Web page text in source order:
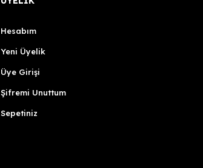
Hesabım
Yeni Üyelik
Üye Girişi
Şifremi Unuttum
Sepetiniz